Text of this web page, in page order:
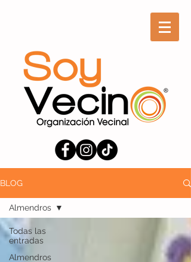
BLOG
Todas las
entradas
Almendros
Almendros